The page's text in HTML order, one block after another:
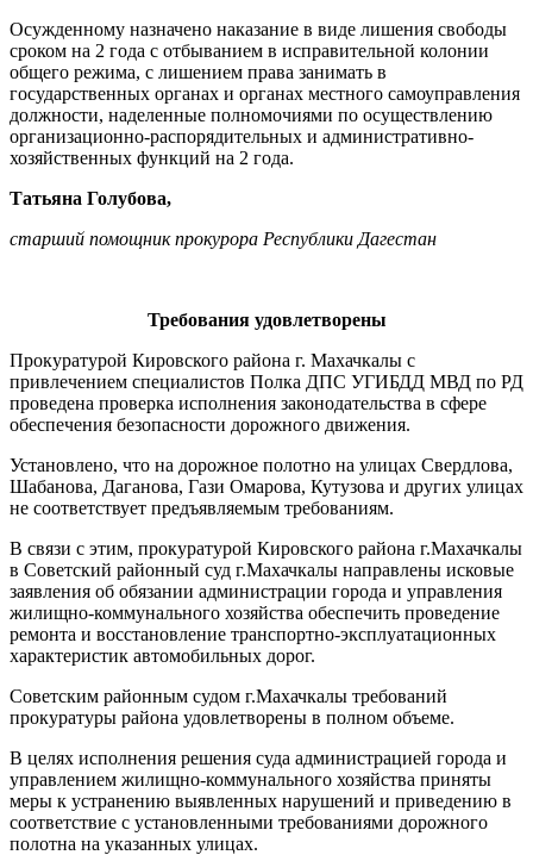
Осужденному назначено наказание в виде лишения свободы
сроком на 2 года с отбыванием в исправительной колонии
общего режима, с лишением права занимать в
государственных органах и органах местного само­управления
должности, наделенные полномочиями по осуществлению
организационно-распорядительных и административно-
хозяйственных функций на 2 года.
Татьяна Голубова,
старший помощник прокурора Республики Дагестан
Требования удовлетворены
Прокуратурой Кировского района г. Махачкалы с
привлечением специали­стов Полка ДПС УГИБДД МВД по РД
проведена проверка исполнения за­конодательства в сфере
обеспечения безопасности дорожного движения.
Установлено, что на дорожное по­лотно на улицах Свердлова,
Шабано­ва, Даганова, Гази Омарова, Кутузова и других улицах
не соответствует предъ­являемым требованиям.
В связи с этим, прокуратурой Киров­ского района г.Махачкалы
в Советский районный суд г.Махачкалы направлены исковые
заявления об обязании адми­нистрации города и управления
жилищ­но-коммунального хозяйства обеспе­чить проведение
ремонта и восстанов­ление транспортно-эксплуатационных
характеристик автомобильных дорог.
Советским районным судом г.Махачкалы требований
прокуратуры района удовлетворены в полном объеме.
В целях исполнения решения суда администрацией города и
управлени­ем жилищно-коммунального хозяй­ства приняты
меры к устранению вы­явленных нарушений и приведению в
соответствие с установленными тре­бованиями дорожного
полотна на ука­занных улицах.